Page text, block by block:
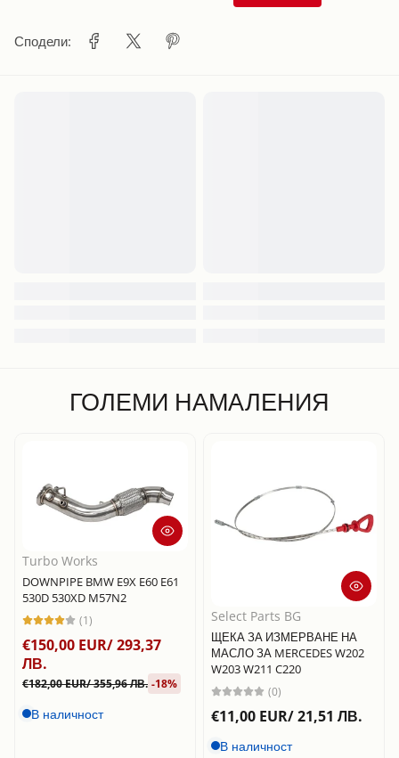
Сподели:
ГОЛЕМИ НАМАЛЕНИЯ
Turbo Works
DOWNPIPE BMW E9X E60 E61
530D 530XD M57N2
(1)
€150,00 EUR/ 293,37
ЛВ.
€182,00 EUR/ 355,96 ЛВ. -18%
В наличност
Select Parts BG
ЩЕКА ЗА ИЗМЕРВАНЕ НА
МАСЛО ЗА MERCEDES W202
W203 W211 C220
(0)
€11,00 EUR/ 21,51 ЛВ.
В наличност